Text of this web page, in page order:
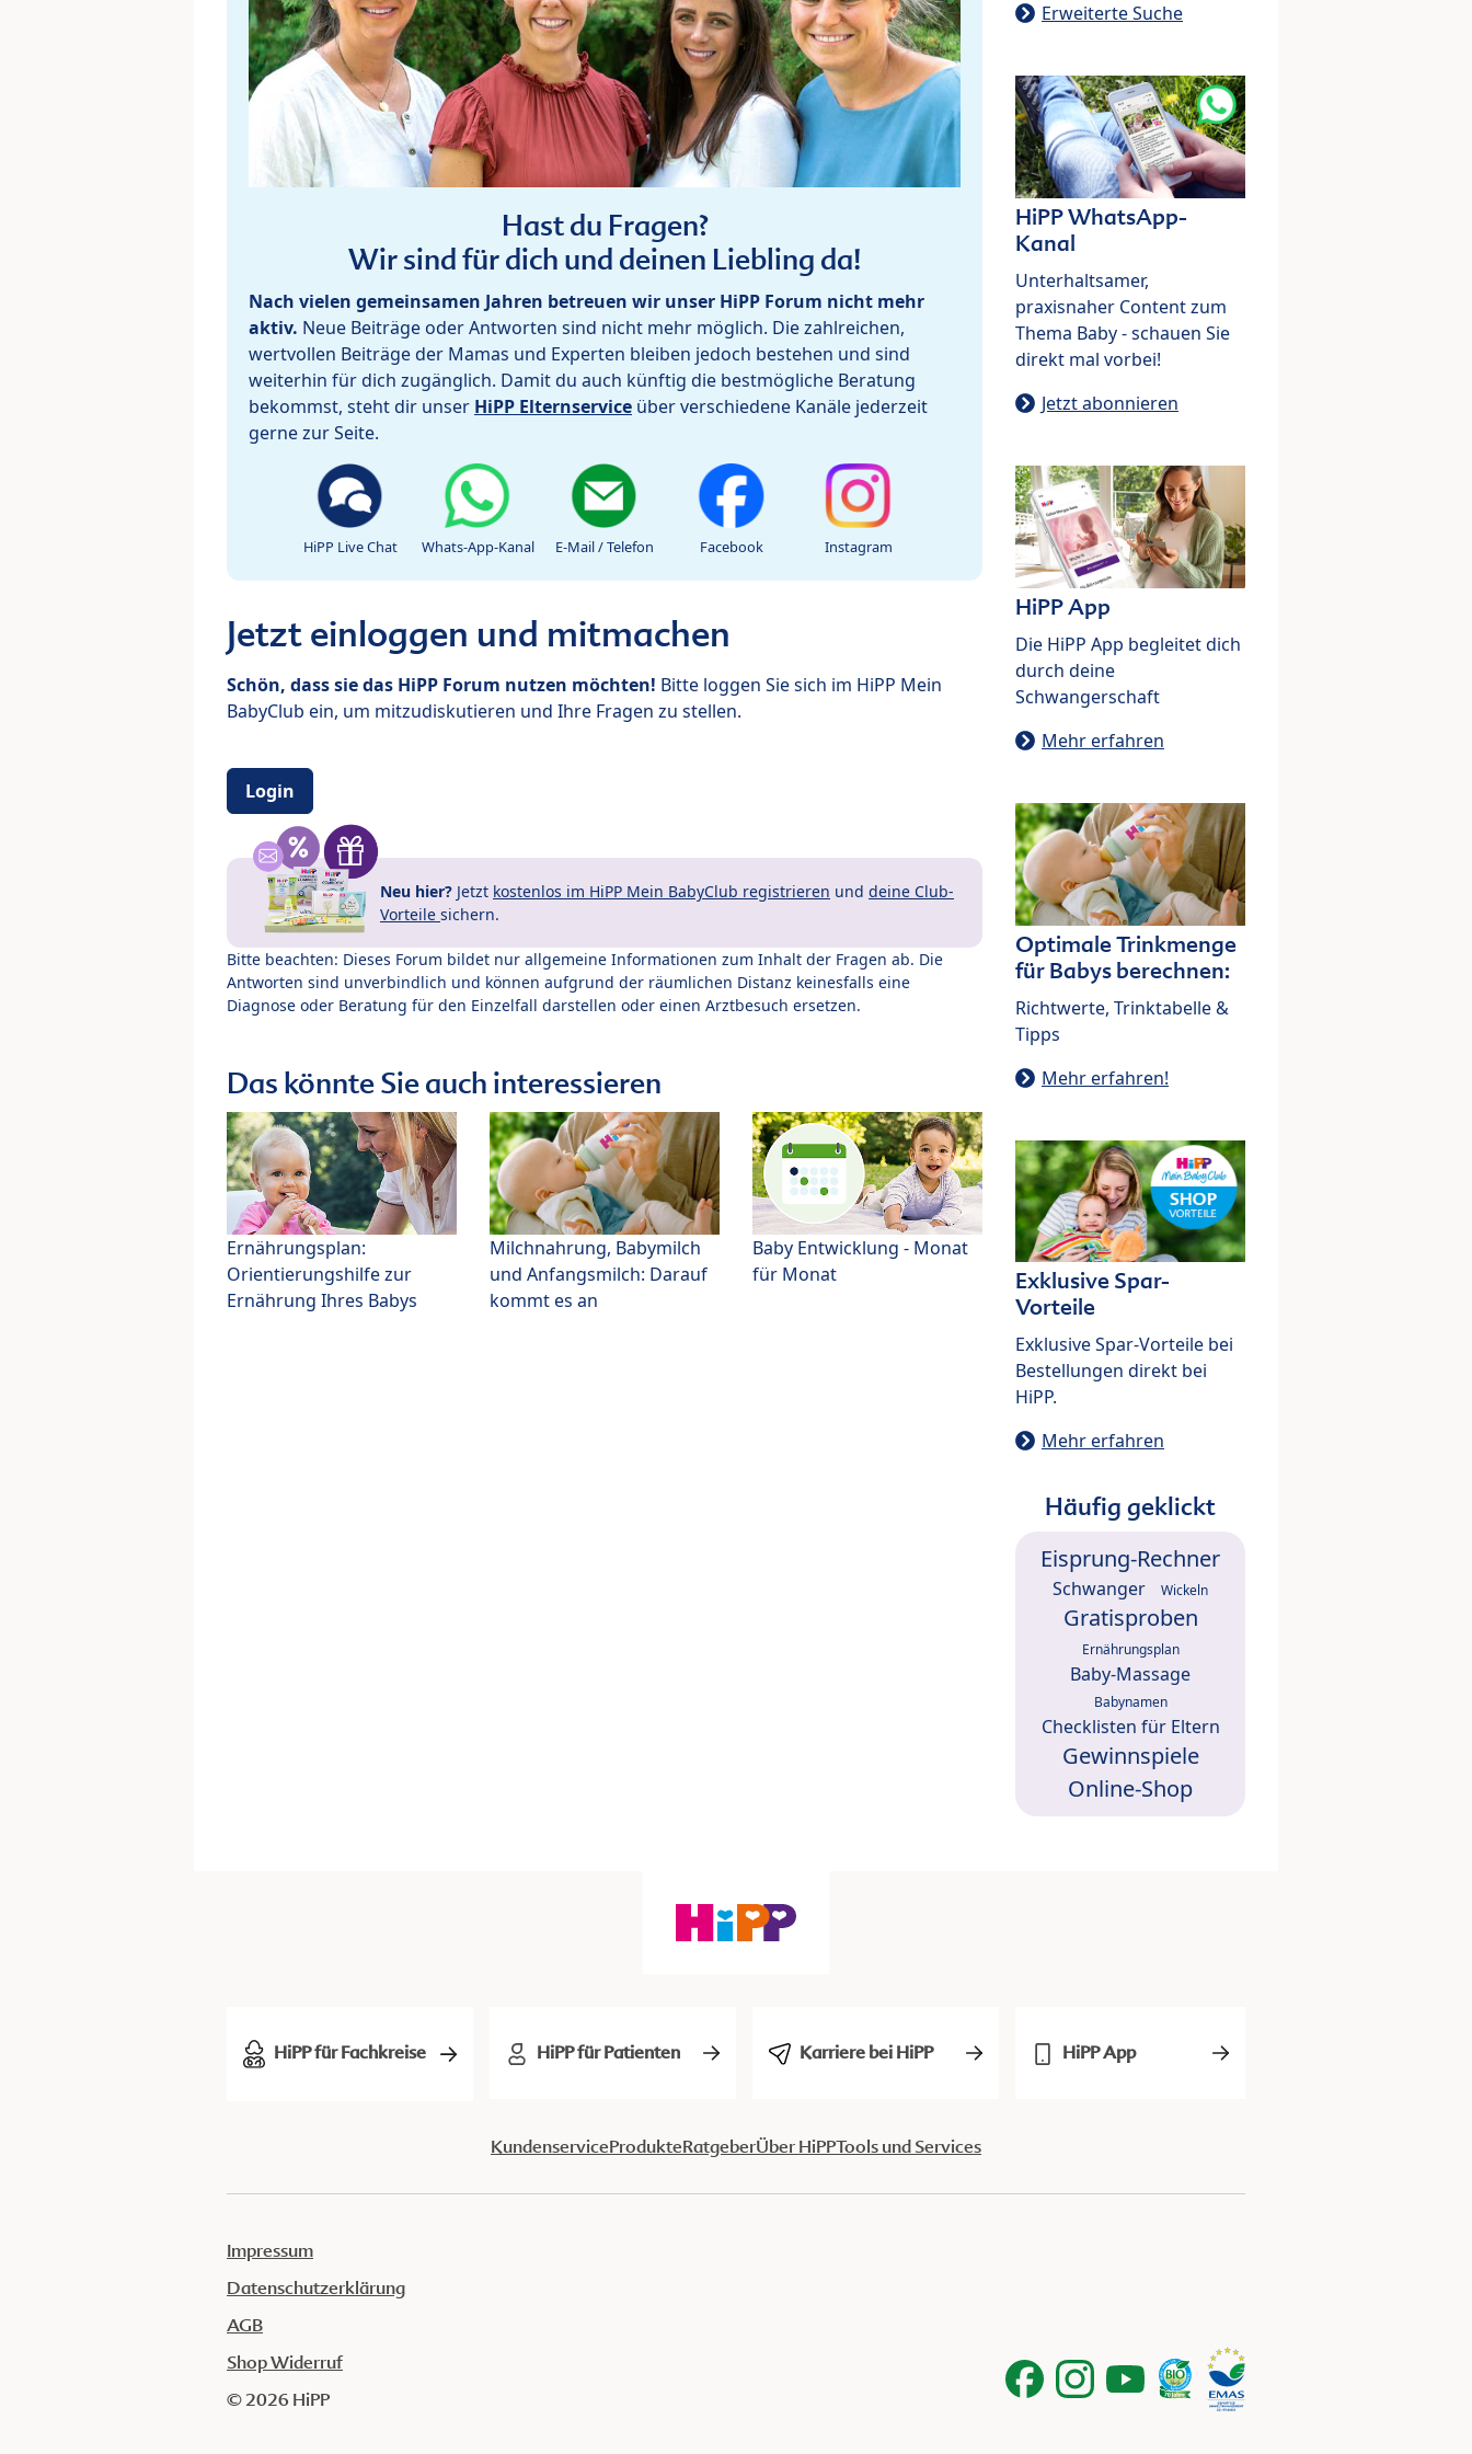
Hast du Fragen?
Wir sind für dich und deinen Liebling da!
Nach vielen gemeinsamen Jahren betreuen wir unser HiPP Forum nicht mehr
aktiv. Neue Beiträge oder Antworten sind nicht mehr möglich. Die zahlreichen,
wertvollen Beiträge der Mamas und Experten bleiben jedoch bestehen und sind
weiterhin für dich zugänglich. Damit du auch künftig die bestmögliche Beratung
bekommst, steht dir unser HiPP Elternservice über verschiedene Kanäle jederzeit
gerne zur Seite.
HiPP Live Chat Whats-App-Kanal E-Mail / Telefon Facebook Instagram
Jetzt einloggen und mitmachen
Schön, dass sie das HiPP Forum nutzen möchten! Bitte loggen Sie sich im HiPP Mein
BabyClub ein, um mitzudiskutieren und Ihre Fragen zu stellen.
Login
Neu hier? Jetzt kostenlos im HiPP Mein BabyClub registrieren und deine Club-
Vorteile sichern.
Bitte beachten: Dieses Forum bildet nur allgemeine Informationen zum Inhalt der Fragen ab. Die
Antworten sind unverbindlich und können aufgrund der räumlichen Distanz keinesfalls eine
Diagnose oder Beratung für den Einzelfall darstellen oder einen Arztbesuch ersetzen.
Das könnte Sie auch interessieren
Ernährungsplan:
Orientierungshilfe zur
Ernährung Ihres Babys
Milchnahrung, Babymilch
und Anfangsmilch: Darauf
kommt es an
Baby Entwicklung - Monat
für Monat
Erweiterte Suche
HiPP WhatsApp-
Kanal
Unterhaltsamer,
praxisnaher Content zum
Thema Baby - schauen Sie
direkt mal vorbei!
Jetzt abonnieren
HiPP App
Die HiPP App begleitet dich
durch deine
Schwangerschaft
Mehr erfahren
Optimale Trinkmenge
für Babys berechnen:
Richtwerte, Trinktabelle &
Tipps
Mehr erfahren!
Exklusive Spar-
Vorteile
Exklusive Spar-Vorteile bei
Bestellungen direkt bei
HiPP.
Mehr erfahren
Häufig geklickt
Eisprung-Rechner
Schwanger Wickeln
Gratisproben
Ernährungsplan
Baby-Massage
Babynamen
Checklisten für Eltern
Gewinnspiele
Online-Shop
HiPP für Fachkreise HiPP für Patienten Karriere bei HiPP HiPP App
KundenserviceProdukteRatgeberÜber HiPPTools und Services
Impressum
Datenschutzerklärung
AGB
Shop Widerruf
© 2026 HiPP